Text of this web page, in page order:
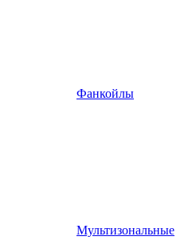
Фанкойлы
Мультизональные